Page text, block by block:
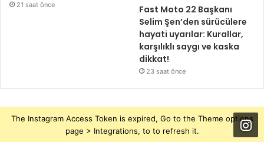
21 saat önce
Fast Moto 22 Başkanı
Selim Şen’den sürücülere
hayati uyarılar: Kurallar,
karşılıklı saygı ve kaska
dikkat!
23 saat önce
The Instagram Access Token is expired, Go to the Theme options
page > Integrations, to to refresh it.